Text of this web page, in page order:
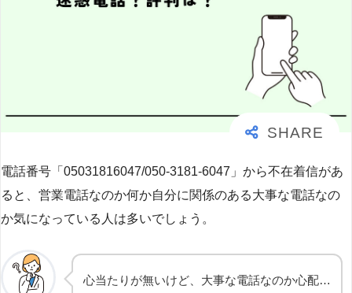
電話番号「05031816047/050-3181-6047」から不在着信があ
ると、営業電話なのか何か自分に関係のある大事な電話なの
か気になっている人は多いでしょう。
心当たりが無いけど、大事な電話なのか心配…